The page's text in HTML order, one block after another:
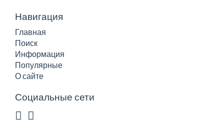
Навигация
Главная
Поиск
Информация
Популярные
О сайте
Социальные сети